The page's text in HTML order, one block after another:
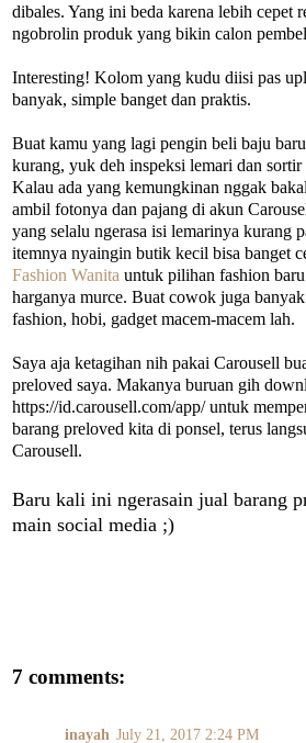
dibales. Yang ini beda karena lebih cepet
ngobrolin produk yang bikin calon
Interesting! Kolom yang kudu diisi pas
banyak, simple banget dan praktis.
Buat kamu yang lagi pengin beli baju
kurang, yuk deh inspeksi lemari dan sortir
Kalau ada yang kemungkinan nggak
ambil fotonya dan pajang di akun
yang selalu ngerasa isi lemarinya kurang
itemnya nyaingin butik kecil bisa banget
Fashion Wanita untuk pilihan fashion
harganya murce. Buat cowok juga
fashion, hobi, gadget macem-macem lah.
Saya aja ketagihan nih pakai Carousell
preloved saya. Makanya buruan gih
https://id.carousell.com/app/ untuk
barang preloved kita di ponsel, terus
Carousell.
Baru kali ini ngerasain jual barang
main social media ;)
7 comments:
inayah July 21, 2017 2:24 PM